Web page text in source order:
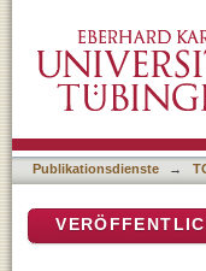
Publikationsdienste →